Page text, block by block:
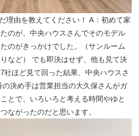
理由を教えてください！ A：初めて家
たのが、中央ハウスさんでそのモデル
のがきっかけでした。（サンルーム
など） でも即決はせず、他も見て決
社ほど見て回った結果、中央ハウスさ
の決め手は営業担当の大久保さんがガ
とで、いろいろと考える時間やゆと
ながったのだと思います。